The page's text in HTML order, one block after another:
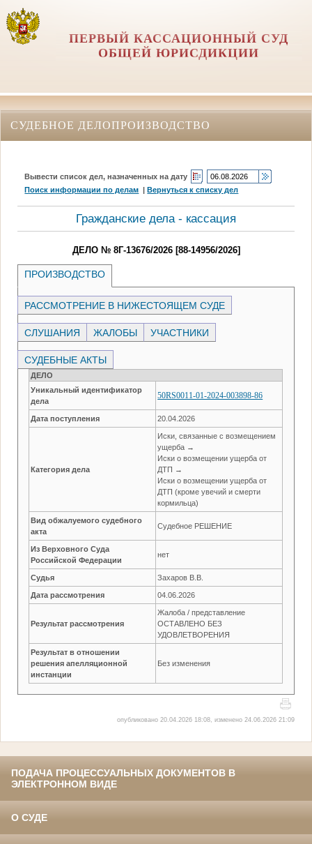
ПЕРВЫЙ КАССАЦИОННЫЙ СУД
ОБЩЕЙ ЮРИСДИКЦИИ
СУДЕБНОЕ ДЕЛОПРОИЗВОДСТВО
Вывести список дел, назначенных на дату
Поиск информации по делам |Вернуться к списку дел
Гражданские дела - кассация
ДЕЛО № 8Г-13676/2026 [88-14956/2026]
ПРОИЗВОДСТВО
РАССМОТРЕНИЕ В НИЖЕСТОЯЩЕМ СУДЕ
СЛУШАНИЯ ЖАЛОБЫ УЧАСТНИКИ
СУДЕБНЫЕ АКТЫ
ДЕЛО
Уникальный идентификатор
дела
50RS0011-01-2024-003898-86
Дата поступления 20.04.2026
Категория дела
Иски, связанные с возмещением
ущерба →
Иски о возмещении ущерба от
ДТП →
Иски о возмещении ущерба от
ДТП (кроме увечий и смерти
кормильца)
Вид обжалуемого судебного
акта
Судебное РЕШЕНИЕ
Из Верховного Суда
Российской Федерации
нет
Судья Захаров В.В.
Дата рассмотрения 04.06.2026
Результат рассмотрения
Жалоба / представление
ОСТАВЛЕНО БЕЗ
УДОВЛЕТВОРЕНИЯ
Результат в отношении
решения апелляционной
инстанции
Без изменения
опубликовано 20.04.2026 18:08, изменено 24.06.2026 21:09
ПОДАЧА ПРОЦЕССУАЛЬНЫХ ДОКУМЕНТОВ В
ЭЛЕКТРОННОМ ВИДЕ
О СУДЕ